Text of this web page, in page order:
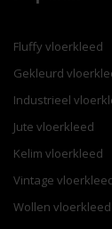
Fluffy vloerkleed
Gekleurd
Industrieel
Jute vloerkleed
Kelim vloerkleed
Vintage
Wollen vloerkleed